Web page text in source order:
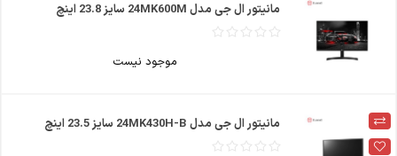
مانیتور ال جی مدل 24MK600M سایز 23.8 اینچ
موجود نیست
مانیتور ال جی مدل 24MK430H-B سایز 23.5 اینچ